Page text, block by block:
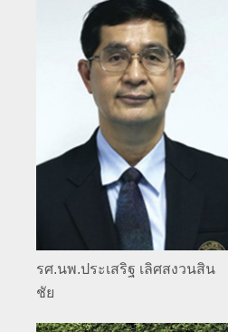
ประวัตินักรังสีเทคนิค
ประวัตินักฟิสิกส์การแพทย์
ประวัติพยาบาลกับงานทางรังสีวิทยา
รศ.นพ.ประเสริฐ เลิศสงวนสิน
ชัย